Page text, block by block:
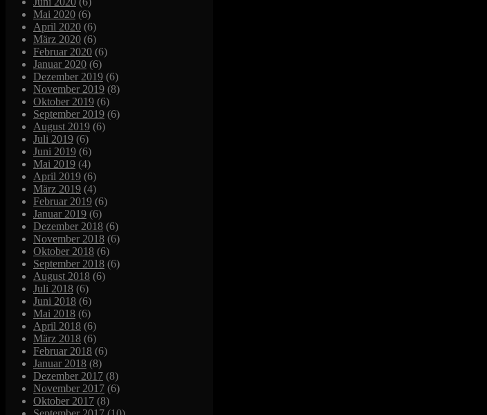
Mai 2020 (6)
April 2020 (6)
März 2020 (6)
Februar 2020 (6)
Januar 2020 (6)
Dezember 2019 (6)
November 2019 (8)
Oktober 2019 (6)
September 2019 (6)
August 2019 (6)
Juli 2019 (6)
Juni 2019 (6)
Mai 2019 (4)
April 2019 (6)
März 2019 (4)
Februar 2019 (6)
Januar 2019 (6)
Dezember 2018 (6)
November 2018 (6)
Oktober 2018 (6)
September 2018 (6)
August 2018 (6)
Juli 2018 (6)
Juni 2018 (6)
Mai 2018 (6)
April 2018 (6)
März 2018 (6)
Februar 2018 (6)
Januar 2018 (8)
Dezember 2017 (8)
November 2017 (6)
Oktober 2017 (8)